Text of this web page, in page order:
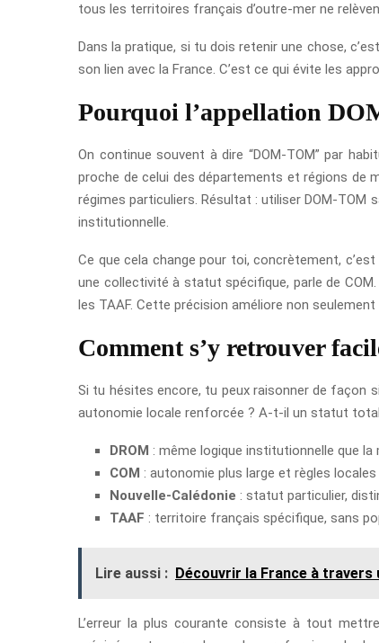
tous les territoires français d’outre-mer ne
Dans la pratique, si tu dois retenir une chose,
son lien avec la France. C’est ce qui évite les
Pourquoi l’appellation
On continue souvent à dire “DOM-TOM” par
proche de celui des départements et régions de
régimes particuliers. Résultat : utiliser DOM-
institutionnelle.
Ce que cela change pour toi, concrètement,
une collectivité à statut spécifique, parle de
les TAAF. Cette précision améliore non
Comment s’y retrouver
Si tu hésites encore, tu peux raisonner de façon
autonomie locale renforcée ? A-t-il un statut
DROM : même logique institutionnelle que
COM : autonomie plus large et règles
Nouvelle-Calédonie : statut particulier,
TAAF : territoire français spécifique, sans
Lire aussi : Découvrir la France à
L’erreur la plus courante consiste à tout